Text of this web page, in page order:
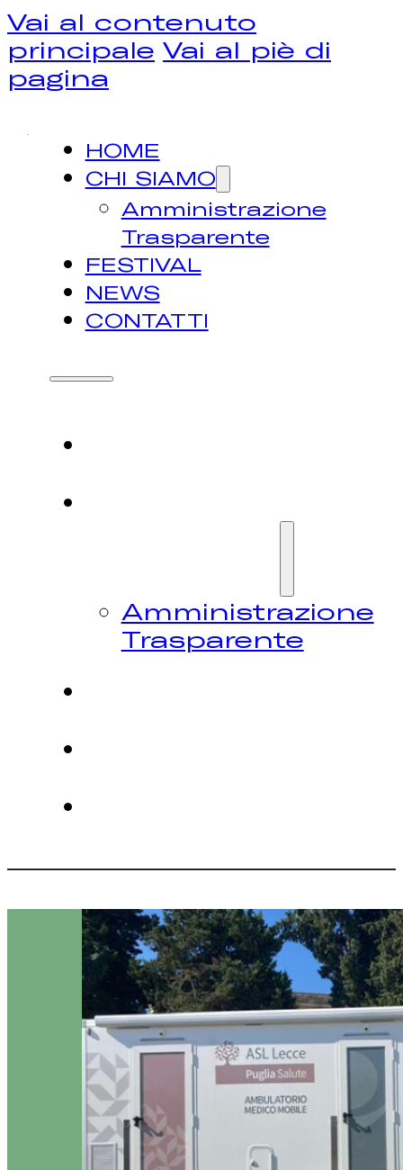
Vai al contenuto
principale Vai al piè di
pagina
HOME
CHI SIAMO
Amministrazione
Trasparente
FESTIVAL
NEWS
CONTATTI
Amministrazione
Trasparente